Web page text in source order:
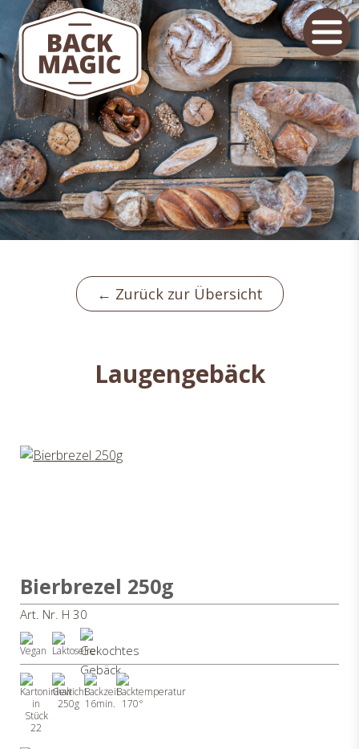
← Zurück zur Übersicht
Laugengebäck
Bierbrezel 250g
Art. Nr. H 30
22
250g 16min. 170°